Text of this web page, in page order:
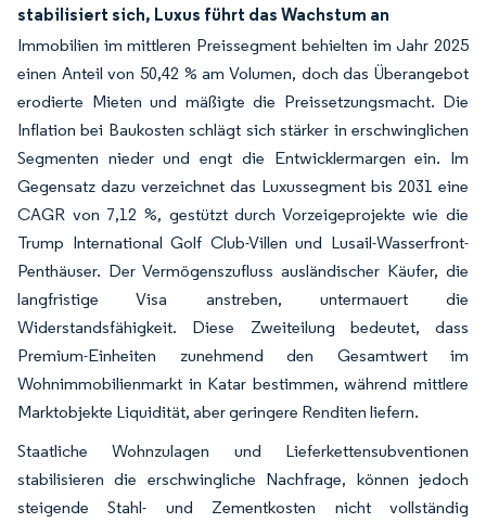
stabilisiert sich, Luxus führt das Wachstum an
Immobilien im mittleren Preissegment behielten im Jahr 2025
einen Anteil von 50,42 % am Volumen, doch das Überangebot
erodierte Mieten und mäßigte die Preissetzungsmacht. Die
Inflation bei Baukosten schlägt sich stärker in erschwinglichen
Segmenten nieder und engt die Entwicklermargen ein. Im
Gegensatz dazu verzeichnet das Luxussegment bis 2031 eine
CAGR von 7,12 %, gestützt durch Vorzeigeprojekte wie die
Trump International Golf Club-Villen und Lusail-Wasserfront-
Penthäuser. Der Vermögenszufluss ausländischer Käufer, die
langfristige Visa anstreben, untermauert die
Widerstandsfähigkeit. Diese Zweiteilung bedeutet, dass
Premium-Einheiten zunehmend den Gesamtwert im
Wohnimmobilienmarkt in Katar bestimmen, während mittlere
Marktobjekte Liquidität, aber geringere Renditen liefern.
Staatliche Wohnzulagen und Lieferkettensubventionen
stabilisieren die erschwingliche Nachfrage, können jedoch
steigende Stahl- und Zementkosten nicht vollständig